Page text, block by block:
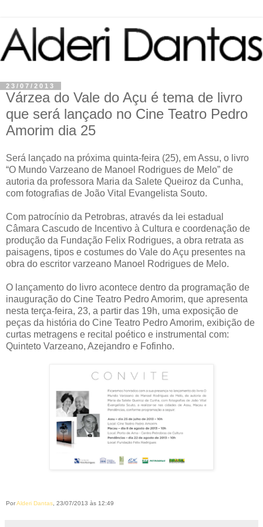
23/07/2013
Várzea do Vale do Açu é tema de livro
que será lançado no Cine Teatro Pedro
Amorim dia 25
Será lançado na próxima quinta-feira (25), em Assu, o livro
“O Mundo Varzeano de Manoel Rodrigues de Melo” de
autoria da professora Maria da Salete Queiroz da Cunha,
com fotografias de João Vital Evangelista Souto.
Com patrocínio da Petrobras, através da lei estadual
Câmara Cascudo de Incentivo à Cultura e coordenação de
produção da Fundação Felix Rodrigues, a obra retrata as
paisagens, tipos e costumes do Vale do Açu presentes na
obra do escritor varzeano Manoel Rodrigues de Melo.
O lançamento do livro acontece dentro da programação de
inauguração do Cine Teatro Pedro Amorim, que apresenta
nesta terça-feira, 23, a partir das 19h, uma exposição de
peças da história do Cine Teatro Pedro Amorim, exibição de
curtas metragens e recital poético e instrumental com:
Quinteto Varzeano, Azejandro e Fofinho.
PorAlderi Dantas, 23/07/2013 às 12:49